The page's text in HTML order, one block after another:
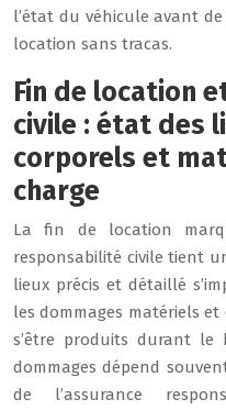
l’état du véhicule avant
location sans tracas.
Fin de location
civile : état des
corporels et
charge
La fin de location
responsabilité civile tient
lieux précis et détaillé
les dommages matériels
s’être produits durant le
dommages dépend
de l’assurance